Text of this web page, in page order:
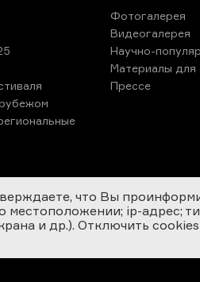
Фотогалерея
Видеогалерея
Научно-
Материалы для
Прессе
что Вы
местоположении; ip-адрес;
и др.). Отключить